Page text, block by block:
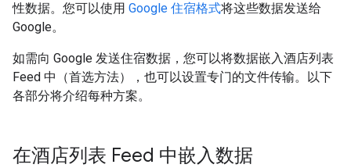
性数据。您可以使用 Google 住宿格式将这些数据发送给
Google。
如需向 Google 发送住宿数据，您可以将数据嵌入酒店列表
Feed 中（首选方法），也可以设置专门的文件传输。以下
各部分将介绍每种方案。
在酒店列表 Feed 中嵌入数据